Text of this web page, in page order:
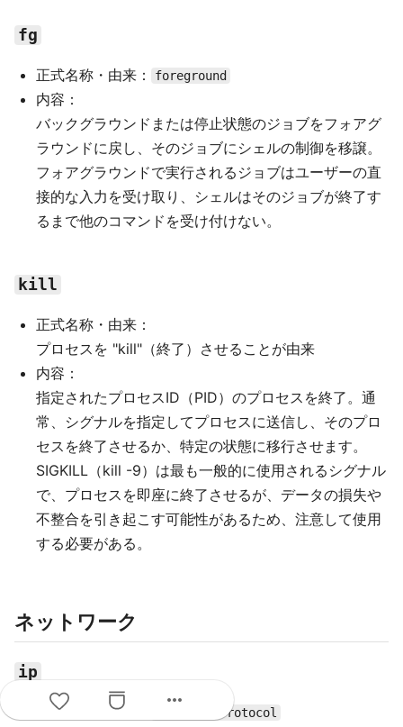
fg
正式名称・由来： foreground
内容：
バックグラウンドまたは停止状態のジョブをフォアグ
ラウンドに戻し、そのジョブにシェルの制御を移譲。
フォアグラウンドで実行されるジョブはユーザーの直
接的な入力を受け取り、シェルはそのジョブが終了す
るまで他のコマンドを受け付けない。
kill
正式名称・由来：
プロセスを "kill"（終了）させることが由来
内容：
指定されたプロセスID（PID）のプロセスを終了。通
常、シグナルを指定してプロセスに送信し、そのプロ
セスを終了させるか、特定の状態に移行させます。
SIGKILL（kill -9）は最も一般的に使用されるシグナル
で、プロセスを即座に終了させるが、データの損失や
不整合を引き起こす可能性があるため、注意して使用
する必要がある。
ネットワーク
ip
正式名称・由来： Internet Protocol
more_horiz